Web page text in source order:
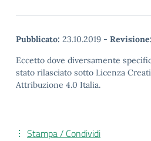
Pubblicato: 23.10.2019 - Revisione:
Eccetto dove diversamente
stato rilasciato sotto Licenza
Attribuzione 4.0 Italia.
Stampa / Condividi